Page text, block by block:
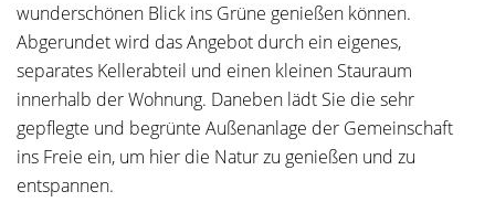
wunderschönen Blick ins Grüne genießen können.
Abgerundet wird das Angebot durch ein eigenes,
separates Kellerabteil und einen kleinen Stauraum
innerhalb der Wohnung. Daneben lädt Sie die sehr
gepflegte und begrünte Außenanlage der Gemeinschaft
ins Freie ein, um hier die Natur zu genießen und zu
entspannen.